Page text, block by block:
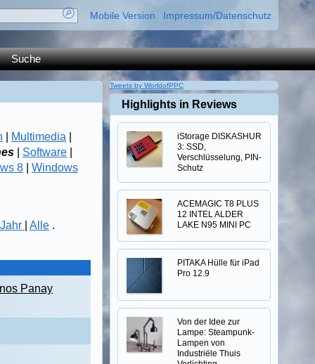
Mobile Version Impressum/Datenschutz
Suche
Multimedia
Software
8
Windows
Jahr Alle .
Panay
Tweets by WorldofPPC
Highlights in Reviews
iStorage DISKASHUR
3: SSD,
Verschlüsselung, PIN-
Schutz
ACEMAGIC T8 PLUS
12 INTEL ALDER
LAKE N95 MINI PC
PITAKA Hülle für iPad
Pro 12.9
Von der Idee zur
Lampe: Steampunk-
Lampen von
Industriële Thuis